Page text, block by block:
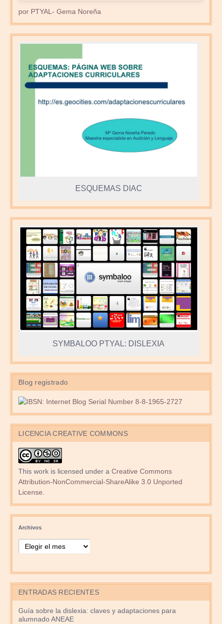
por PTYAL- Gema Noreña
ESQUEMAS DIAC
SYMBALOO PTYAL: DISLEXIA
Blog registrado
LICENCIA CREATIVE COMMONS
This work is licensed under a Creative Commons
Attribution-NonCommercial-ShareAlike 3.0 Unported
License.
Archivos
ENTRADAS RECIENTES
Guía sobre la dislexia: claves y adaptaciones para
alumnado ANEAE